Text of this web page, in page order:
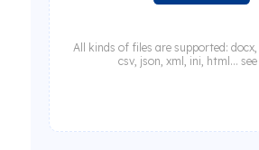
All kinds of files are supported: docx,
csv, json, xml, ini, html...